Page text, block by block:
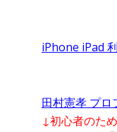
iPhone iPad
田村憲孝 プロ
↓初心者のた